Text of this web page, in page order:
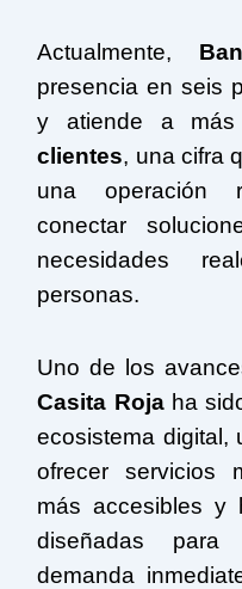
Actualmente,
presencia en seis
y atiende a
clientes, una cifra
una operación
conectar
necesidades
personas.
Uno de los
Casita Rojaha
ecosistema digital,
ofrecer servicios
más accesibles y
diseñadas
demanda